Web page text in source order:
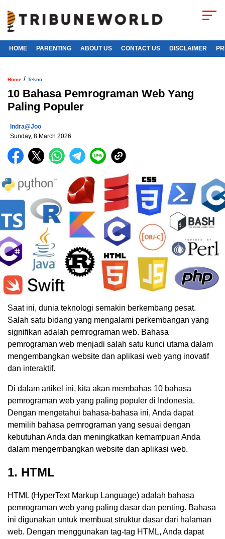
HOME PARENTING ABOUT US CONTACT US DISCLAIMER
Home / Tekno
10 Bahasa Pemrograman Web Yang
Paling Populer
Indra@joo
Sunday, 8 March 2026
Saat ini, dunia teknologi semakin berkembang pesat.
Salah satu bidang yang mengalami perkembangan yang
signifikan adalah pemrograman web. Bahasa
pemrograman web menjadi salah satu kunci utama dalam
mengembangkan website dan aplikasi web yang inovatif
dan interaktif.
Di dalam artikel ini, kita akan membahas 10 bahasa
pemrograman web yang paling populer di Indonesia.
Dengan mengetahui bahasa-bahasa ini, Anda dapat
memilih bahasa pemrograman yang sesuai dengan
kebutuhan Anda dan meningkatkan kemampuan Anda
dalam mengembangkan website dan aplikasi web.
1. HTML
HTML (HyperText Markup Language) adalah bahasa
pemrograman web yang paling dasar dan penting. Bahasa
ini digunakan untuk membuat struktur dasar dari halaman
web. Dengan menggunakan tag-tag HTML, Anda dapat